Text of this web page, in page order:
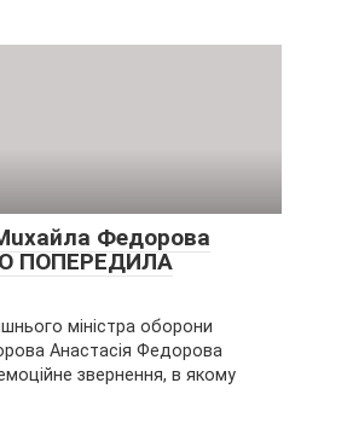
Фeдopoвa
ПOПEPEДИЛA
міністра оборони
Анастасія Федорова
звернення, в якому